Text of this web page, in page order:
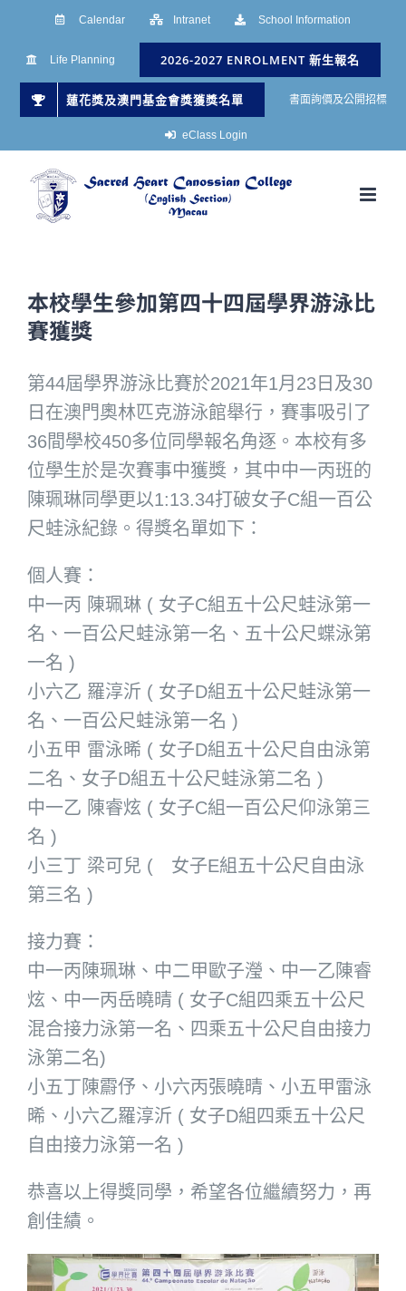
Calendar Intranet School Information
Life Planning 2026-2027 ENROLMENT 新生報名
蓮花獎及澳門基金會獎獲獎名單 書面詢價及公開招標
eClass Login
本校學生參加第四十四屆學界游泳比
賽獲獎
第44屆學界游泳比賽於2021年1月23日及30
日在澳門奧林匹克游泳館舉行，賽事吸引了
36間學校450多位同學報名角逐。本校有多
位學生於是次賽事中獲獎，其中中一丙班的
陳珮琳同學更以1:13.34打破女子C組一百公
尺蛙泳紀錄。得獎名單如下：
個人賽：
中一丙 陳珮琳 ( 女子C組五十公尺蛙泳第一
名、一百公尺蛙泳第一名、五十公尺蝶泳第
一名 )
小六乙 羅淳沂 ( 女子D組五十公尺蛙泳第一
名、一百公尺蛙泳第一名 )
小五甲 雷泳晞 ( 女子D組五十公尺自由泳第
二名、女子D組五十公尺蛙泳第二名 )
中一乙 陳睿炫 ( 女子C組一百公尺仰泳第三
名 )
小三丁 梁可兒 ( 女子E組五十公尺自由泳
第三名 )
接力賽：
中一丙陳珮琳、中二甲歐子瀅、中一乙陳睿
炫、中一丙岳曉晴 ( 女子C組四乘五十公尺
混合接力泳第一名、四乘五十公尺自由接力
泳第二名)
小五丁陳霨伃、小六丙張曉晴、小五甲雷泳
晞、小六乙羅淳沂 ( 女子D組四乘五十公尺
自由接力泳第一名 )
恭喜以上得獎同學，希望各位繼續努力，再
創佳績。